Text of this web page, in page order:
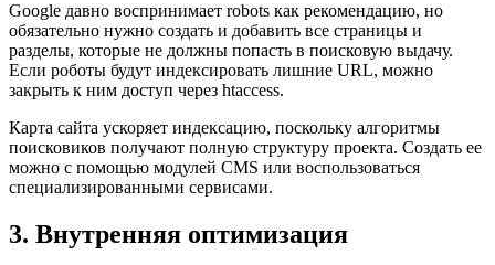
Google давно воспринимает robots как рекомендацию, но
обязательно нужно создать и добавить все страницы и
разделы, которые не должны попасть в поисковую выдачу.
Если роботы будут индексировать лишние URL, можно
закрыть к ним доступ через htaccess.
Карта сайта ускоряет индексацию, поскольку алгоритмы
поисковиков получают полную структуру проекта. Создать ее
можно с помощью модулей CMS или воспользоваться
специализированными сервисами.
3. Внутренняя оптимизация